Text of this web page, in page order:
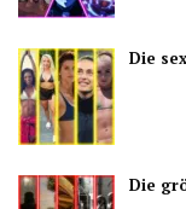
Die
Die